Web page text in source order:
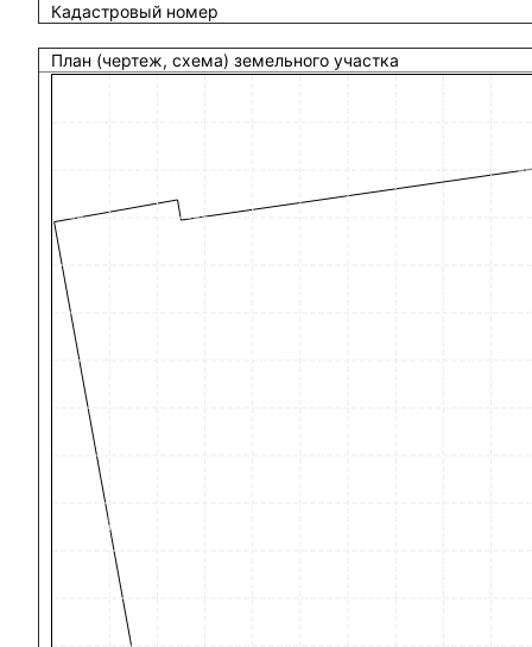
Кадастровый номер
План (чертеж, схема) земельного участка